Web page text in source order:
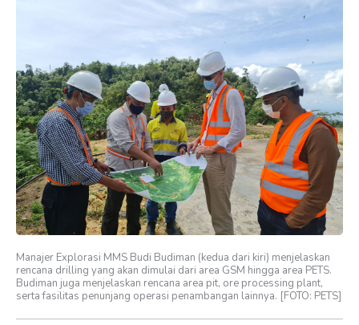
Manajer Explorasi MMS Budi Budiman (kedua dari kiri) menjelaskan
rencana drilling yang akan dimulai dari area GSM hingga area PETS.
Budiman juga menjelaskan rencana area pit, ore processing plant,
serta fasilitas penunjang operasi penambangan lainnya. [FOTO: PETS]